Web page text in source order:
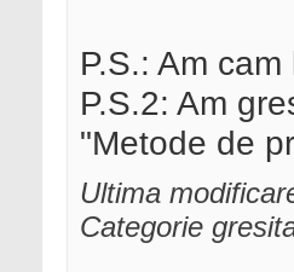
P.S.: Am
P.S.2: Am
"Metode de
Ultima
Categorie